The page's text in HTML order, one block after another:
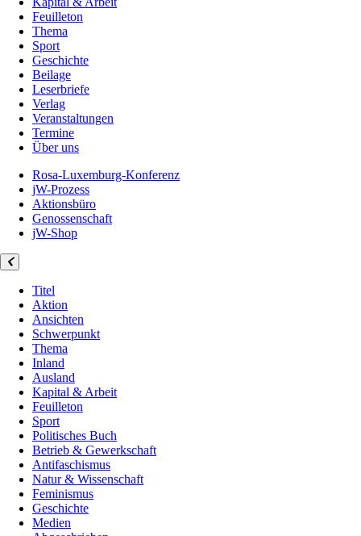
Feuilleton
Thema
Sport
Geschichte
Beilage
Leserbriefe
Verlag
Veranstaltungen
Termine
Über uns
Rosa-Luxemburg-Konferenz
jW-Prozess
Aktionsbüro
Genossenschaft
jW-Shop
Titel
Aktion
Ansichten
Schwerpunkt
Thema
Inland
Ausland
Kapital & Arbeit
Feuilleton
Sport
Politisches Buch
Betrieb & Gewerkschaft
Antifaschismus
Natur & Wissenschaft
Feminismus
Geschichte
Medien